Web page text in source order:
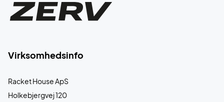
Virksomhedsinfo
Racket House ApS
Holkebjergvej 120